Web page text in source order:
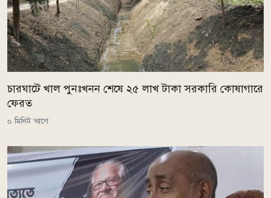
চারঘাটে খাল পুনঃখনন শেষে ২৫ লাখ টাকা সরকারি কোষাগারে
ফেরত
০ মিনিট আগে